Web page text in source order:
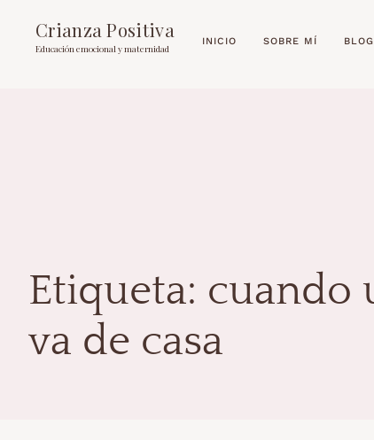
Crianza Positiva
Educación emocional y maternidad
INICIO SOBRE MÍ
Etiqueta: cuando
va de casa